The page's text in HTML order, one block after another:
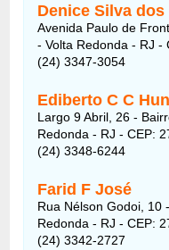
Denice Silva dos
Avenida Paulo de
- Volta Redonda - RJ -
(24) 3347-3054
Ediberto C C
Largo 9 Abril, 26 -
Redonda - RJ - CEP:
(24) 3348-6244
Farid F José
Rua Nélson Godoi, 10
Redonda - RJ - CEP:
(24) 3342-2727